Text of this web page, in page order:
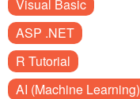
Visual Basic
ASP .NET
R Tutorial
AI (Machine Learning)